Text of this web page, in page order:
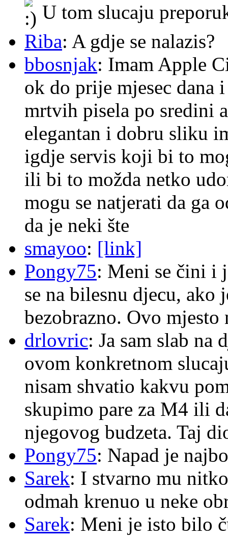
U tom slucaju
Riba: A gdje se nalazis?
bbosnjak: Imam Apple
ok do prije mjesec dana
mrtvih pisela po sredini
elegantan i dobru sliku
igdje servis koji bi to
ili bi to možda netko
mogu se natjerati da ga
da je neki šte
smayoo: [link]
Pongy75: Meni se čini i
se na bilesnu djecu, ako
bezobrazno. Ovo
drlovric: Ja sam slab na
ovom konkretnom
nisam shvatio kakvu
skupimo pare za M4 ili
njegovog budzeta. Taj
Pongy75: Napad je
Sarek: I stvarno mu
odmah krenuo u neke
Sarek: Meni je isto bilo